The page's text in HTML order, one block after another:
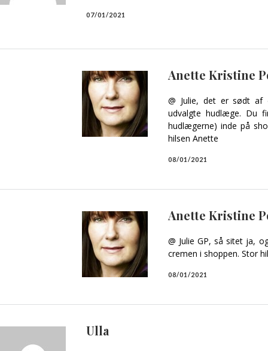
07/01/2021
Anette Kristine
@ Julie, det er sødt af
udvalgte hudlæge. Du
hudlægerne) inde på
hilsen Anette
08/01/2021
Anette Kristine
@ Julie GP, så sitet ja,
cremen i shoppen. Stor
08/01/2021
Ulla